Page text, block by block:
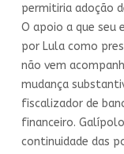
permitiria adoção
O apoio a que seu
por Lula como
não vem
mudança
fiscalizador de
financeiro.
continuidade das